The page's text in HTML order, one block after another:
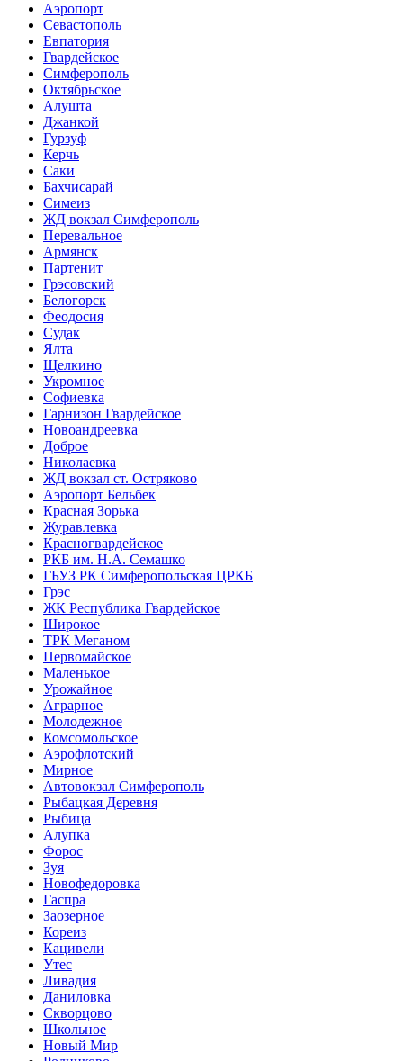
Аэропорт
Севастополь
Евпатория
Гвардейское
Симферополь
Октябрьское
Алушта
Джанкой
Гурзуф
Керчь
Саки
Бахчисарай
Симеиз
ЖД вокзал Симферополь
Перевальное
Армянск
Партенит
Грэсовский
Белогорск
Феодосия
Судак
Ялта
Щелкино
Укромное
Софиевка
Гарнизон Гвардейское
Новоандреевка
Доброе
Николаевка
ЖД вокзал ст. Остряково
Аэропорт Бельбек
Красная Зорька
Журавлевка
Красногвардейское
РКБ им. Н.А. Семашко
ГБУЗ РК Симферопольская ЦРКБ
Грэс
ЖК Республика Гвардейское
Широкое
ТРК Меганом
Первомайское
Маленькое
Урожайное
Аграрное
Молодежное
Комсомольское
Аэрофлотский
Мирное
Автовокзал Симферополь
Рыбацкая Деревня
Рыбица
Алупка
Форос
Зуя
Новофедоровка
Гаспра
Заозерное
Кореиз
Кацивели
Утес
Ливадия
Даниловка
Скворцово
Школьное
Новый Мир